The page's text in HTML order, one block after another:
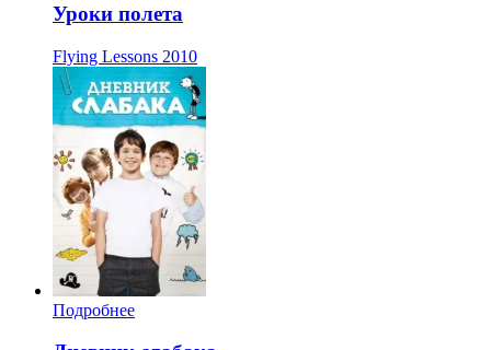
Уроки полета
Flying Lessons 2010
Подробнее